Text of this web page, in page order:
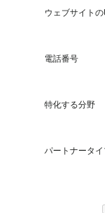
ウェブサイトの
電話番号
特化する分野
パートナータイ